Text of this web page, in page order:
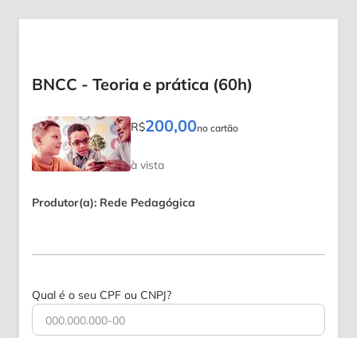
BNCC - Teoria e prática (60h)
R$200,00no cartão
à vista
Produtor(a): Rede Pedagógica
Qual é o seu CPF ou CNPJ?